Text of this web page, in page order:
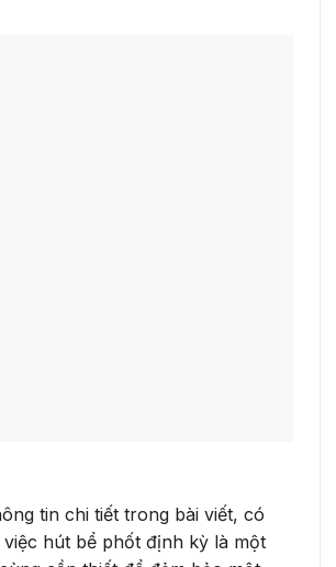
tin chi tiết trong bài viết, có
hút bể phốt định kỳ là một